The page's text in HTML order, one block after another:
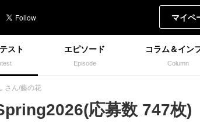
マイペ
スト エピソード
Episode
コラム＆イン
Column
さん/藤の花
応募数 747枚)